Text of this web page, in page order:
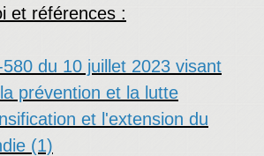
et références :
580 du 10 juillet 2023 visant
prévention et la lutte
et l'extension du
(1)